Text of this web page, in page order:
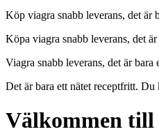
Köp viagra snabb leverans, det är
Köpa viagra snabb leverans, det
Viagra snabb leverans, det är bara
Det är bara ett nätet receptfritt. Du
Välkommen till